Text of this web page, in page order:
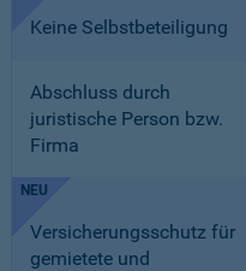
Keine Selbstbeteiligung
Abschluss durch
juristische Person bzw.
Firma
NEU
Versicherungsschutz für
gemietete und